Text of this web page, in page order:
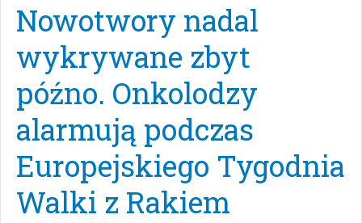
Nowotwory nadal
wykrywane zbyt
późno. Onkolodzy
alarmują podczas
Europejskiego Tygodnia
Walki z Rakiem